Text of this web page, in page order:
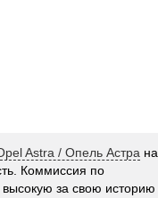
Astra / Опель Астра на
Коммиссия по
за свою историю